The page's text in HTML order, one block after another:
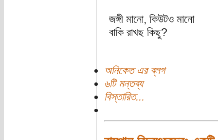
জঙ্গী মানো, কিউটও মানো
বাকি রাখছ কিছু?
অনিকেত এর ব্লগ
৬টি মন্তব্য
বিস্তারিত...